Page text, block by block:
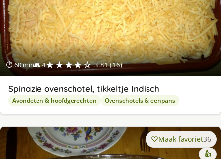
⏱ 60 min👥 4★★★★☆ 3.81 (16)
Spinazie ovenschotel, tikkeltje Indisch
Avondeten & hoofdgerechten Ovenschotels & eenpans
Maak favoriet36
👍